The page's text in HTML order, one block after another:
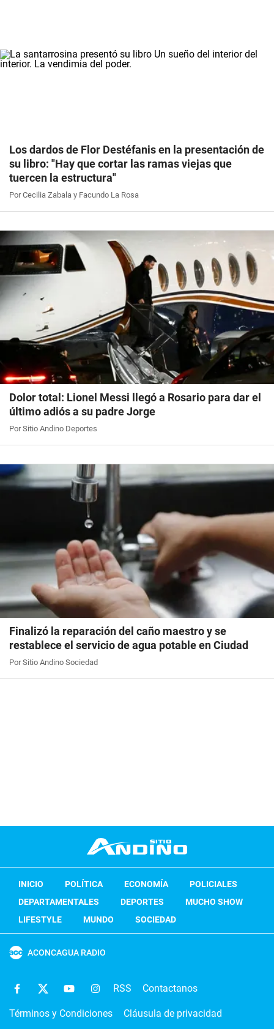
Los dardos de Flor Destéfanis en la presentación de
su libro: "Hay que cortar las ramas viejas que
tuercen la estructura"
Por Cecilia Zabala y Facundo La Rosa
Dolor total: Lionel Messi llegó a Rosario para dar el
último adiós a su padre Jorge
Por Sitio Andino Deportes
Finalizó la reparación del caño maestro y se
restablece el servicio de agua potable en Ciudad
Por Sitio Andino Sociedad
INICIO POLÍTICA ECONOMÍA
POLICIALES
DEPARTAMENTALES
DEPORTES
MUCHO SHOW
LIFESTYLE
MUNDO SOCIEDAD
ACONCAGUA RADIO
RSS Contactanos
Términos y Condiciones Cláusula de privacidad